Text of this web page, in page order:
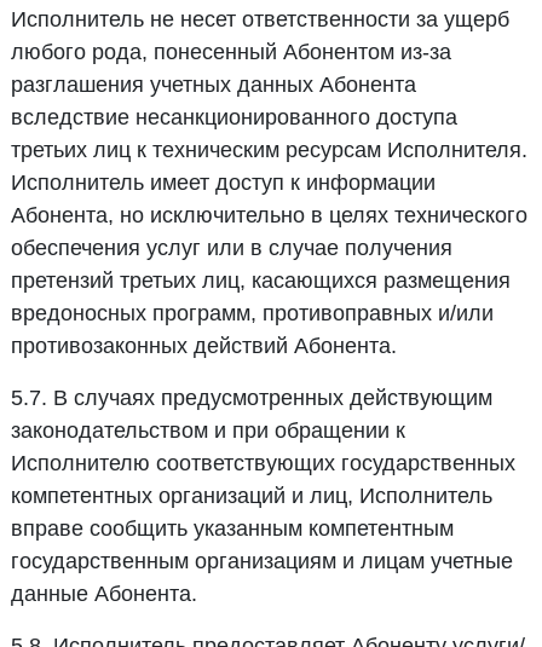
Исполнитель не несет ответственности за ущерб
любого рода, понесенный Абонентом из-за
разглашения учетных данных Абонента
вследствие несанкционированного доступа
третьих лиц к техническим ресурсам Исполнителя.
Исполнитель имеет доступ к информации
Абонента, но исключительно в целях технического
обеспечения услуг или в случае получения
претензий третьих лиц, касающихся размещения
вредоносных программ, противоправных и/или
противозаконных действий Абонента.
5.7. В случаях предусмотренных действующим
законодательством и при обращении к
Исполнителю соответствующих государственных
компетентных организаций и лиц, Исполнитель
вправе сообщить указанным компетентным
государственным организациям и лицам учетные
данные Абонента.